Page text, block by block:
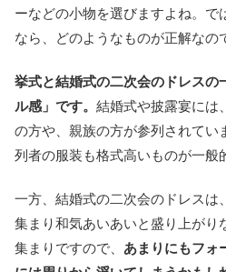
ーなどの小物を選びますよね。で
なら、どのようなものが正解なの
挙式と結婚式の二次会のドレスの
ル感」です。 結婚式や披露宴には
の方や、親族の方が参列されてい
列者の服装も格式高いものが一般
一方、結婚式の二次会のドレスは
集まり和気あいあいと盛り上がり
集まりですので、 あまりにもフォ